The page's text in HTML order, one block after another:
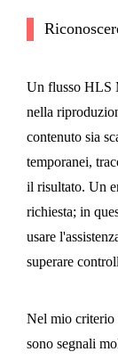
Un flusso HLS
nella
contenuto sia
temporanei,
il risultato. Un
richiesta; in
usare
superare
Nel mio criterio
sono segnali